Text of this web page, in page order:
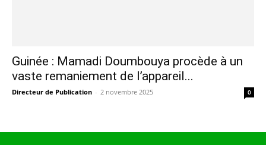
Guinée : Mamadi Doumbouya procède à un
vaste remaniement de l’appareil...
Directeur de Publication - 2 novembre 2025 0